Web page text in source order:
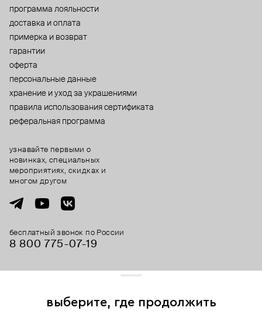
программа лояльности
доставка и оплата
примерка и возврат
гарантии
оферта
персональные данные
хранение и уход за украшениями
правила использования сертификата
реферальная программа
бесплатный звонок по России
8 800 775⁠-07⁠-19
узнавайте первыми о
новинках, специальных
мероприятиях, скидках и
многом другом
выберите, где продолжить